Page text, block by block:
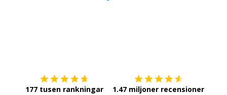
177 tusen rankningar 1.47 miljoner recensioner